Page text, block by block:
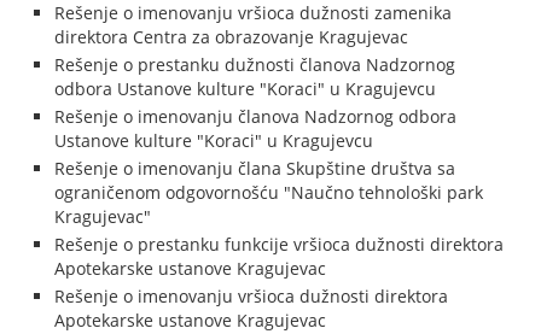
Rešenje o imenovanju vršioca dužnosti zamenika
direktora Centra za obrazovanje Kragujevac
Rešenje o prestanku dužnosti članova Nadzornog
odbora Ustanove kulture "Koraci" u Kragujevcu
Rešenje o imenovanju članova Nadzornog odbora
Ustanove kulture "Koraci" u Kragujevcu
Rešenje o imenovanju člana Skupštine društva sa
ograničenom odgovornošću "Naučno tehnološki park
Kragujevac"
Rešenje o prestanku funkcije vršioca dužnosti direktora
Apotekarske ustanove Kragujevac
Rešenje o imenovanju vršioca dužnosti direktora
Apotekarske ustanove Kragujevac